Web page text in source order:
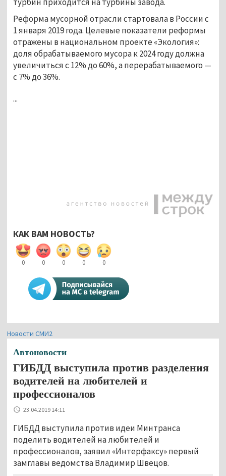
Реформа мусорной отрасли стартовала в России с
1 января 2019 года. Целевые показатели реформы
отражены в национальном проекте «Экология»:
доля обрабатываемого мусора к 2024 году должна
увеличиться с 12% до 60%, а перерабатываемого —
с 7% до 36%.
...
КАК ВАМ НОВОСТЬ?
0 0 0 0 0
Новости СМИ2
Автоновости
ГИБДД выступила против разделения
водителей на любителей и
профессионалов
23.04.2019 14:11
ГИБДД выступила против идеи Минтранса
поделить водителей на любителей и
профессионалов, заявил «Интерфаксу» первый
замглавы ведомства Владимир Швецов.